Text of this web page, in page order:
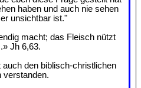
haben und auch nie sehen
unsichtbar ist."
macht; das Fleisch nützt
Jh 6,63.
den biblisch-christlichen
verstanden.